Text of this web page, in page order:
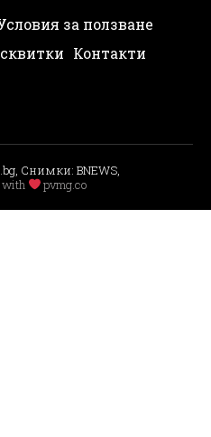
за ползване
Контакти
Снимки: BNEWS,
pvmg.co